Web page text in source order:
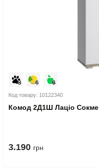
Код товару: 10122340
Комод 2Д1Ш Лаціо Сокме
3.190 грн